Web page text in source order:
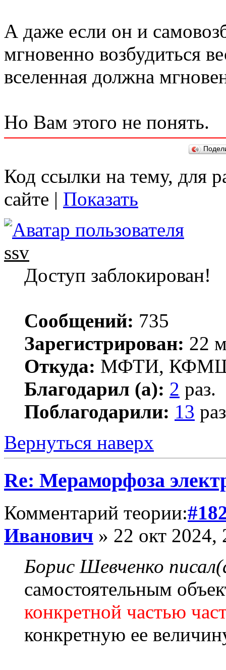
А даже если он и
мгновенно возбудиться
вселенная должна
Но Вам этого не понять.
Код ссылки на тему, для
сайте | Показать
ssv
Доступ заблокирован!
Сообщений: 735
Зарегистрирован: 22
Откуда: МФТИ,
Благодарил (а): 2 раз.
Поблагодарили: 13
Вернуться наверх
Re: Мераморфоза
Комментарий теории:
Иванович » 22 окт 2024,
Борис Шевченко
самостоятельным
конкретной частью
конкретную ее